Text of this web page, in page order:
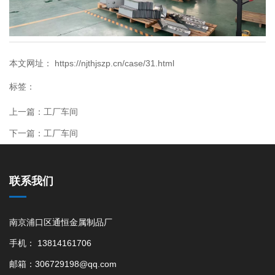
本文网址： https://njthjszp.cn/case/31.html
标签：
上一篇： 工厂车间
下一篇： 工厂车间
联系我们
南京浦口区通恒金属制品厂
手机： 13814161706
邮箱：306729198@qq.com